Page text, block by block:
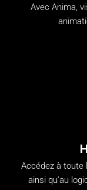
Avec Anima,
Accédez à toute
ainsi qu'au